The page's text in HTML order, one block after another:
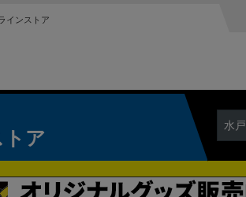
インストア
ア
水戸